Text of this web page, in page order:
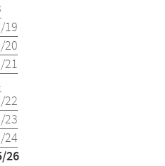
19
20
21
22
23
24
26